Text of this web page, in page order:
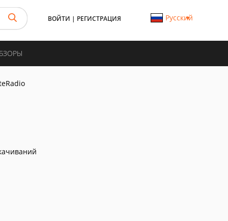
ВОЙТИ | РЕГИСТРАЦИЯ Русский